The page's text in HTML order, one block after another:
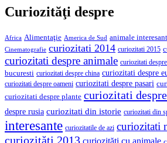
Curiozităţi despre
Africa Alimentaţie America de Sud animale
Cinematografie curiozitati 2014 curiozitati 2015
curiozitati despre animale curiozitati
bucuresti curiozitati despre china curiozitati despre
curiozitati despre oameni curiozitati despre pasari
curiozitati despre plante curiozitati
despre rusia curiozitati din istorie curiozitati din
interesante curiozitatile de azi curiozitati
curiozităţi 2013 curiozităţi cu animale